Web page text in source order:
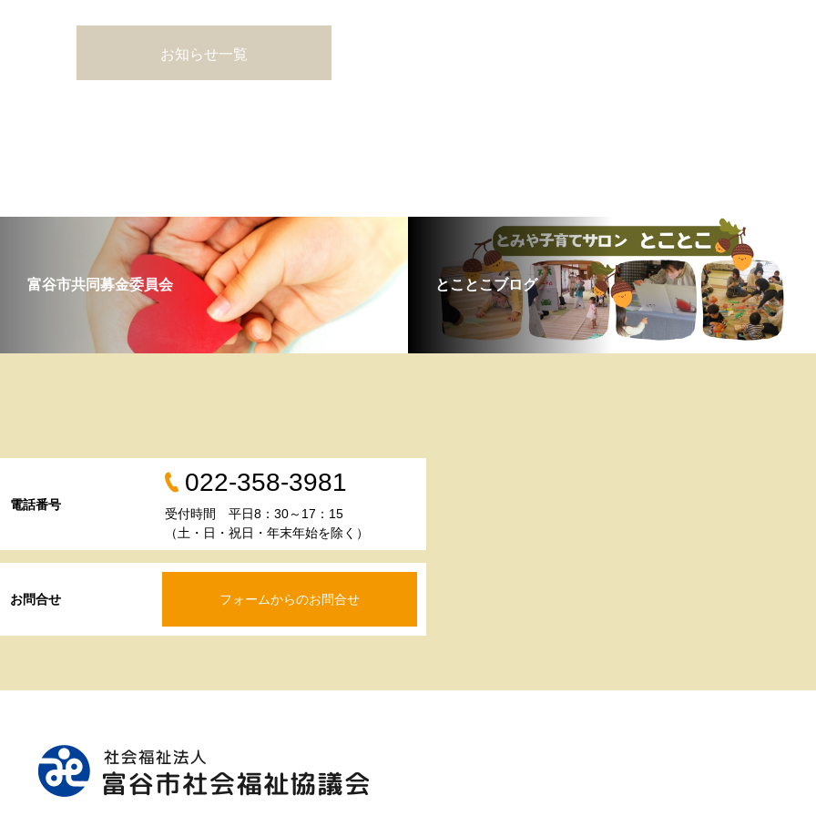
お知らせ一覧
富谷市共同募金委員会 とことこブログ
お問合せ フォームからのお問合せ
電話番号
022-358-3981
受付時間 平日8：30～17：15
（土・日・祝日・年末年始を除く）